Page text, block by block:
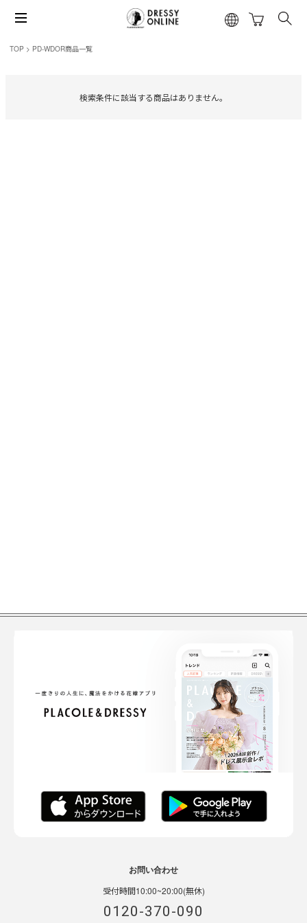
TOP PD-WDOR商品一覧
検索条件に該当する商品はありません。
お問い合わせ
受付時間10:00~20:00(無休)
0120-370-090